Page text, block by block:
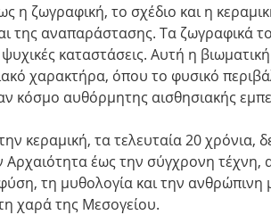
ζωγραφική, το σχέδιο και η
της αναπαράστασης. Τα ζωγραφικά
καταστάσεις. Αυτή η
χαρακτήρα, όπου το φυσικό
κόσμο αυθόρμητης αισθησιακής
κεραμική, τα τελευταία 20 χρόνια,
έως την σύγχρονη τέχνη,
τη μυθολογία και την
χαρά της Μεσογείου.